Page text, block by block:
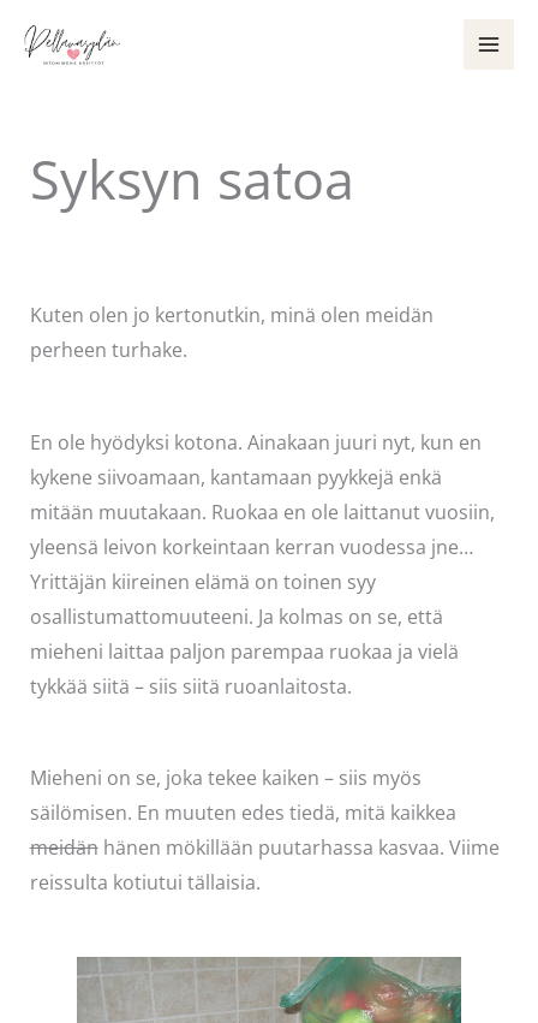
sisältöön
Syksyn satoa
Kuten olen jo kertonutkin, minä olen meidän
perheen turhake.
En ole hyödyksi kotona. Ainakaan juuri nyt, kun en
kykene siivoamaan, kantamaan pyykkejä enkä
mitään muutakaan. Ruokaa en ole laittanut vuosiin,
yleensä leivon korkeintaan kerran vuodessa jne…
Yrittäjän kiireinen elämä on toinen syy
osallistumattomuuteeni. Ja kolmas on se, että
mieheni laittaa paljon parempaa ruokaa ja vielä
tykkää siitä – siis siitä ruoanlaitosta.
Mieheni on se, joka tekee kaiken – siis myös
säilömisen. En muuten edes tiedä, mitä kaikkea
meidänhänen mökillään puutarhassa kasvaa. Viime
reissulta kotiutui tällaisia.